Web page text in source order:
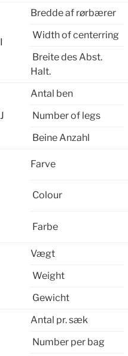
I
Bredde af rørbærer
Width of centerring
Breite des Abst.
Halt.
J
Antal ben
Number of legs
Beine Anzahl
Farve
Colour
Farbe
Vægt
Weight
Gewicht
Antal pr. sæk
Number per bag